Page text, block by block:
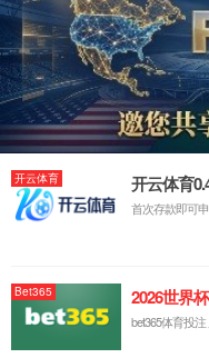
当前位置>首页>信息公开 >工
工作流程
首页